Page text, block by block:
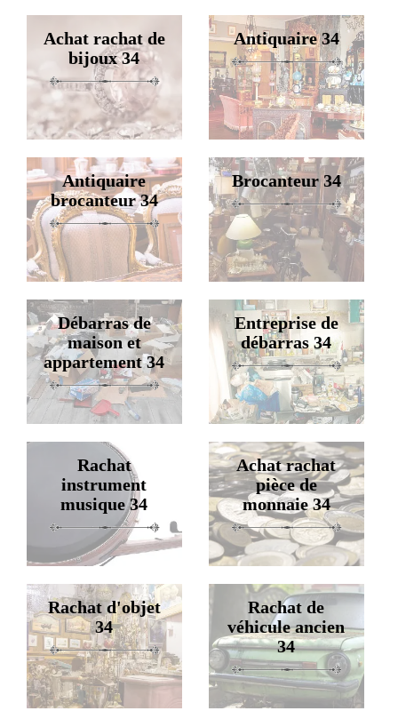
Achat rachat de
bijoux 34
Antiquaire 34
Antiquaire
brocanteur 34
Brocanteur 34
Débarras de
maison et
appartement 34
Entreprise de
débarras 34
Rachat
instrument
musique 34
Achat rachat
pièce de
monnaie 34
Rachat d'objet
34
Rachat de
véhicule ancien
34